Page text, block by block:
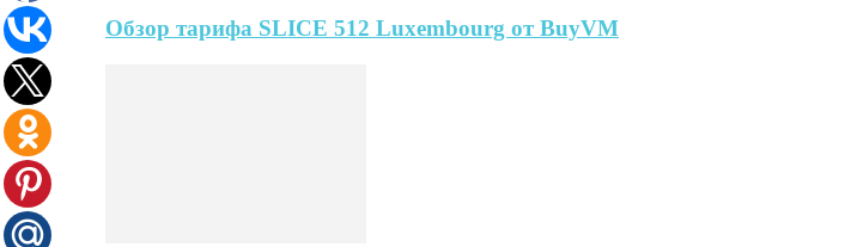
Обзор тарифа SLICE 512 Luxembourg от BuyVM